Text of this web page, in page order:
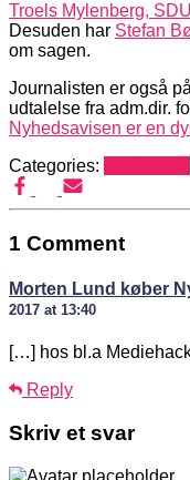
Troels Mylenberg,
Desuden har Stefan
om sagen.
Journalisten er også
udtalelse fra adm.dir.
Nyhedsavisen er en
Categories:
1 Comment
Morten Lund køber
2017 at 13:40
[…] hos bl.a
Reply
Skriv et svar